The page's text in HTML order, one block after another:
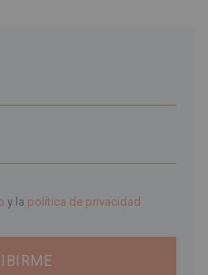
y la política de privacidad